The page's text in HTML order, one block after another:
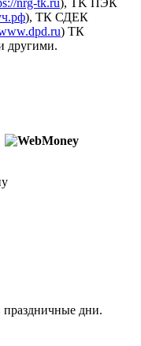
), ТК СДЕК
) ТК
другими.
дни.